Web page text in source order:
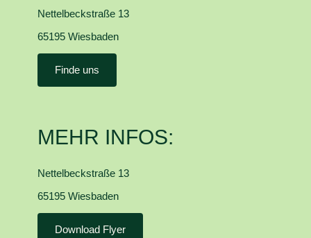
Nettelbeckstraße 13
65195 Wiesbaden
Finde uns
MEHR INFOS:
Nettelbeckstraße 13
65195 Wiesbaden
Download Flyer